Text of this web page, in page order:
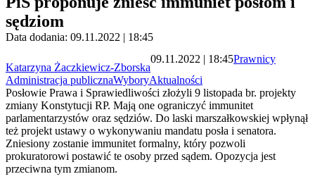
sędziom
Data dodania: 09.11.2022 | 18:45
Katarzyna Żaczkiewicz-Zborska
09.11.2022 | 18:45Prawnicy
Administracja publicznaWyboryAktualności
Posłowie Prawa i Sprawiedliwości złożyli 9 listopada br. projekty
zmiany Konstytucji RP. Mają one ograniczyć immunitet
parlamentarzystów oraz sędziów. Do laski marszałkowskiej wpłynął
też projekt ustawy o wykonywaniu mandatu posła i senatora.
Zniesiony zostanie immunitet formalny, który pozwoli
prokuratorowi postawić te osoby przed sądem. Opozycja jest
przeciwna tym zmianom.